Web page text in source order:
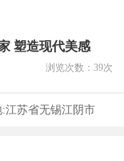
塑造现代美感
浏览次数： 39次
江苏省无锡江阴市